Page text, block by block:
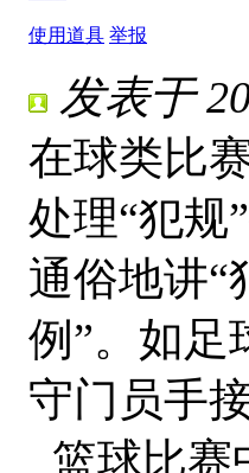
使用道具 举报
发表于
在球类比
处理“犯规
通俗地讲“
例”。如足
守门员手
篮球比赛